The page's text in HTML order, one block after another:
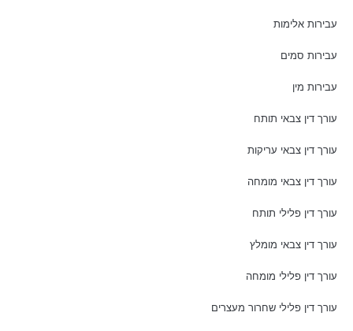
עבירות אלימות
עבירות סמים
עבירות מין
עורך דין צבאי תותח
עורך דין צבאי עריקות
עורך דין צבאי מומחה
עורך דין פלילי תותח
עורך דין צבאי מומלץ
עורך דין פלילי מומחה
עורך דין פלילי שחרור מעצרים